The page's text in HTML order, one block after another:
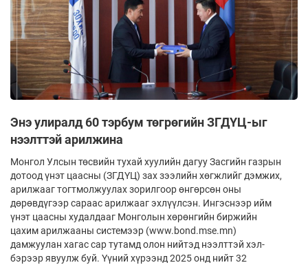
Энэ улиралд 60 тэрбум төгрөгийн ЗГДҮЦ-ыг
нээлттэй арилжина
Монгол Улсын төсвийн тухай хуулийн дагуу Засгийн газрын
дотоод үнэт цаасны (ЗГДҮЦ) зах зээлийн хөгжлийг дэмжих,
арилжааг тогтмолжуулах зорилгоор өнгөрсөн оны
дөрөвдүгээр сараас арилжааг эхлүүлсэн. Ингэснээр ийм
үнэт цаасны худалдааг Монголын хөрөнгийн биржийн
цахим арилжааны системээр (www.bond.mse.mn)
дамжуулан хагас сар тутамд олон нийтэд нээлттэй хэл­
бэрээр явуулж буй. Үүний хүрээнд 2025 онд нийт 32